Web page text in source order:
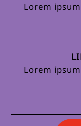
Lorem
Lorem